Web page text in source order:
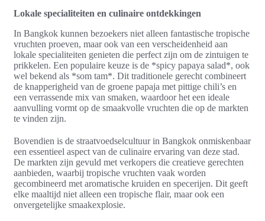
Lokale specialiteiten en culinaire ontdekkingen
In Bangkok kunnen bezoekers niet alleen fantastische tropische
vruchten proeven, maar ook van een verscheidenheid aan
lokale specialiteiten genieten die perfect zijn om de zintuigen te
prikkelen. Een populaire keuze is de *spicy papaya salad*, ook
wel bekend als *som tam*. Dit traditionele gerecht combineert
de knapperigheid van de groene papaja met pittige chili’s en
een verrassende mix van smaken, waardoor het een ideale
aanvulling vormt op de smaakvolle vruchten die op de markten
te vinden zijn.
Bovendien is de straatvoedselcultuur in Bangkok onmiskenbaar
een essentieel aspect van de culinaire ervaring van deze stad.
De markten zijn gevuld met verkopers die creatieve gerechten
aanbieden, waarbij tropische vruchten vaak worden
gecombineerd met aromatische kruiden en specerijen. Dit geeft
elke maaltijd niet alleen een tropische flair, maar ook een
onvergetelijke smaakexplosie.